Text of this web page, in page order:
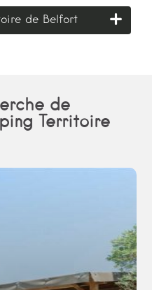
de Belfort
de
Territoire